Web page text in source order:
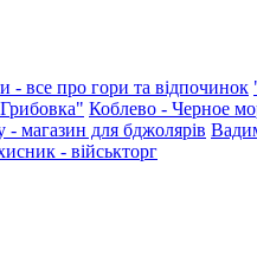
- все про гори та відпочинок
Коблево - Черное
магазин для бджолярів
- військторг